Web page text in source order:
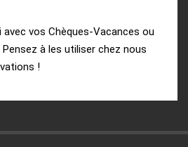
avec vos Chèques-Vacances ou
à les utiliser chez nous
!